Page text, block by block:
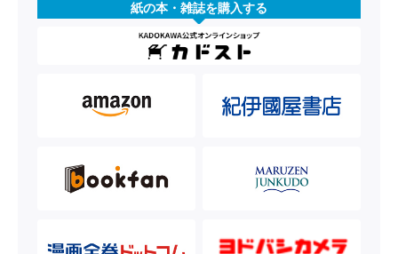
紙の本・雑誌を購入する